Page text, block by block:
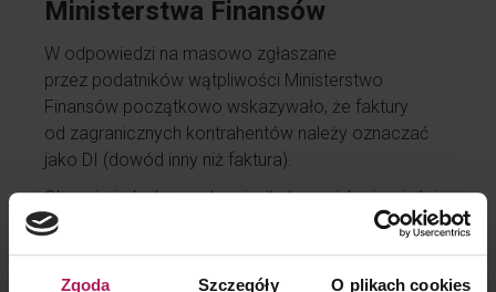
Zgoda Szczegóły O plikach cookies
Ministerstwa Finansów
W odpowiedzi na masowo zgłaszane
przez podatników wątpliwości Ministerstwo
Finansów początkowo wskazywało, że faktury
od zagranicznych kontrahentów należy oznaczać
jako DI (dowód inny niż faktura).
Obecnie jednak resort zmienił stanowisko i wyjaśnia,
że tego typu faktury powinno oznaczać się jako
BFK (faktura elektroniczna lub faktura w postaci
papierowej wystawione poza KSeF), natomiast